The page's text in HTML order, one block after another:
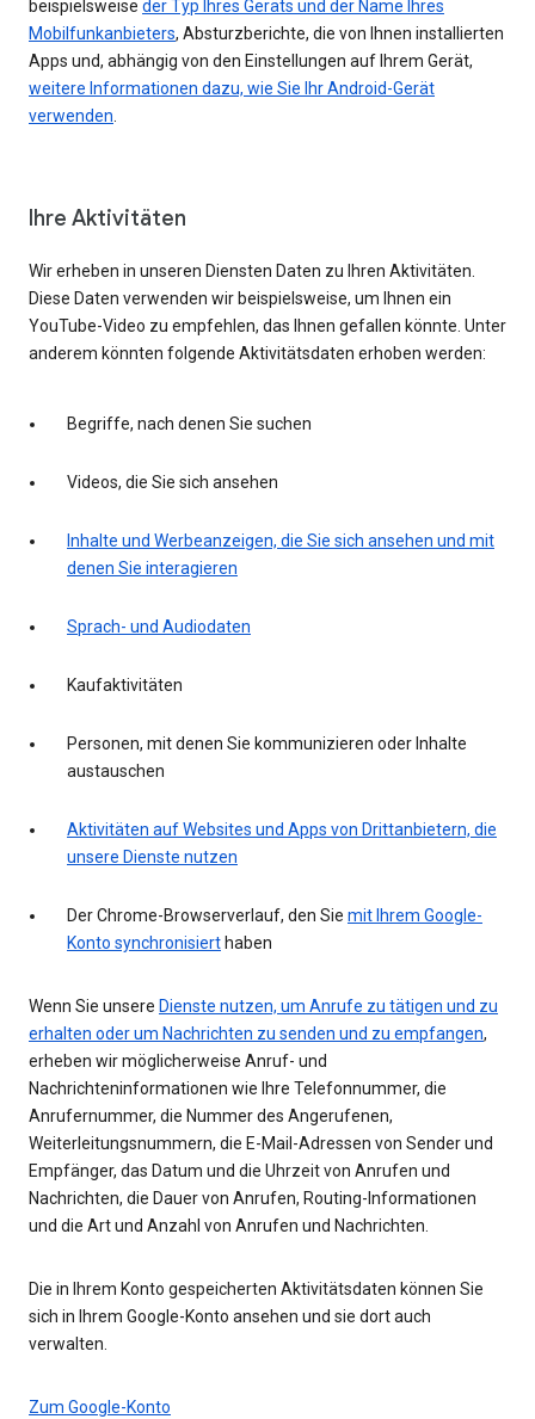
beispielsweise der Typ Ihres Geräts und der Name Ihres
Mobilfunkanbieters, Absturzberichte, die von Ihnen installierten
Apps und, abhängig von den Einstellungen auf Ihrem Gerät,
weitere Informationen dazu, wie Sie Ihr Android-Gerät
verwenden.
Ihre Aktivitäten
Wir erheben in unseren Diensten Daten zu Ihren Aktivitäten.
Diese Daten verwenden wir beispielsweise, um Ihnen ein
YouTube-Video zu empfehlen, das Ihnen gefallen könnte. Unter
anderem könnten folgende Aktivitätsdaten erhoben werden:
Begriffe, nach denen Sie suchen
Videos, die Sie sich ansehen
Inhalte und Werbeanzeigen, die Sie sich ansehen und mit
denen Sie interagieren
Sprach- und Audiodaten
Kaufaktivitäten
Personen, mit denen Sie kommunizieren oder Inhalte
austauschen
Aktivitäten auf Websites und Apps von Drittanbietern, die
unsere Dienste nutzen
Der Chrome-Browserverlauf, den Sie mit Ihrem Google-
Konto synchronisiert haben
Wenn Sie unsere Dienste nutzen, um Anrufe zu tätigen und zu
erhalten oder um Nachrichten zu senden und zu empfangen,
erheben wir möglicherweise Anruf- und
Nachrichteninformationen wie Ihre Telefonnummer, die
Anrufernummer, die Nummer des Angerufenen,
Weiterleitungsnummern, die E-Mail-Adressen von Sender und
Empfänger, das Datum und die Uhrzeit von Anrufen und
Nachrichten, die Dauer von Anrufen, Routing-Informationen
und die Art und Anzahl von Anrufen und Nachrichten.
Die in Ihrem Konto gespeicherten Aktivitätsdaten können Sie
sich in Ihrem Google-Konto ansehen und sie dort auch
verwalten.
Zum Google-Konto